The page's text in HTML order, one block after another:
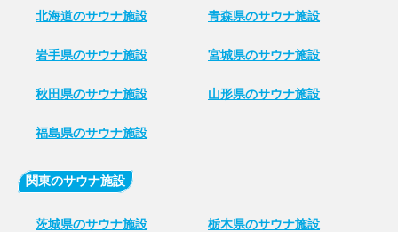
北海道のサウナ施設 青森県のサウナ施設
岩手県のサウナ施設 宮城県のサウナ施設
秋田県のサウナ施設 山形県のサウナ施設
福島県のサウナ施設
関東のサウナ施設
茨城県のサウナ施設 栃木県のサウナ施設